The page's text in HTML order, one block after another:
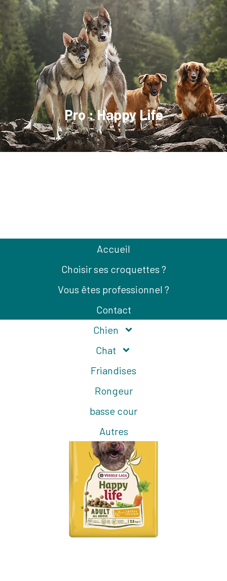
Pro : Happy Life
Chien
Chat
Friandises
Rongeur
basse cour
Autres
Accueil
Choisir ses croquettes ?
Vous êtes professionnel ?
Contact